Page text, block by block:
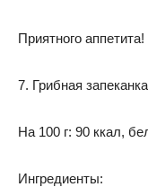
Приятного аппетита!
7. Грибная
На 100 г: 90 ккал,
Ингредиенты: